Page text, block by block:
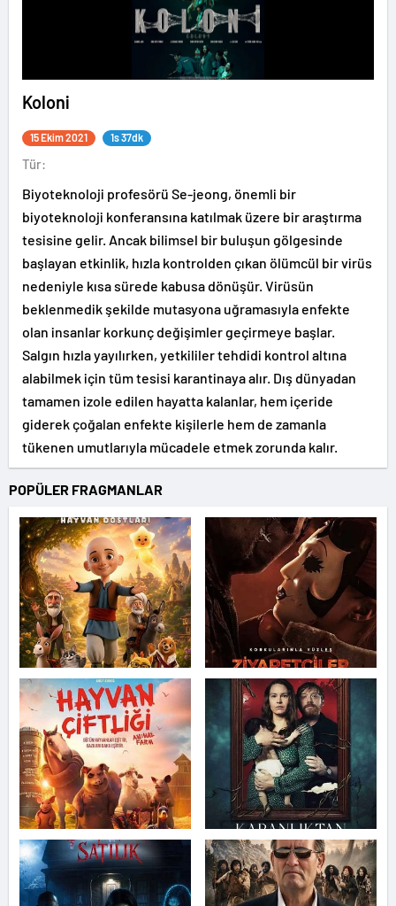
Koloni
15 Ekim 2021 1s 37dk
Tür:
Biyoteknoloji profesörü Se-jeong, önemli bir
biyoteknoloji konferansına katılmak üzere bir araştırma
tesisine gelir. Ancak bilimsel bir buluşun gölgesinde
başlayan etkinlik, hızla kontrolden çıkan ölümcül bir virüs
nedeniyle kısa sürede kabusa dönüşür. Virüsün
beklenmedik şekilde mutasyona uğramasıyla enfekte
olan insanlar korkunç değişimler geçirmeye başlar.
Salgın hızla yayılırken, yetkililer tehdidi kontrol altına
alabilmek için tüm tesisi karantinaya alır. Dış dünyadan
tamamen izole edilen hayatta kalanlar, hem içeride
giderek çoğalan enfekte kişilerle hem de zamanla
tükenen umutlarıyla mücadele etmek zorunda kalır.
POPÜLER FRAGMANLAR